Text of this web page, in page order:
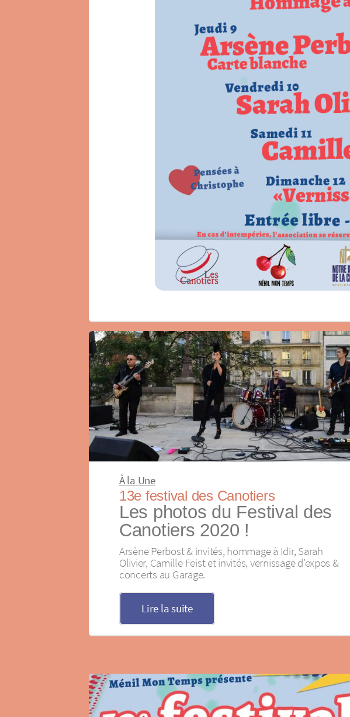
À la Une
13e festival des Canotiers
Les photos du Festival des
Canotiers 2020 !
Arsène Perbost & invités, hommage à Idir, Sarah
Olivier, Camille Feist et invités, vernissage d’expos &
concerts au Garage.
Lire la suite